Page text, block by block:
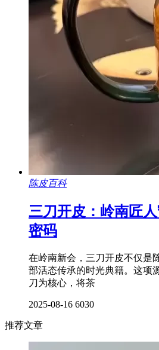
陈皮百科
三刀开皮：岭南匠
密码
在岭南新会，三刀开皮不仅是
部活态传承的时光典籍。这项
刀为核心，将茶
2025-08-16 6030
推荐文章